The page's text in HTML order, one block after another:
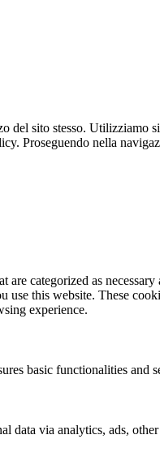
del sito stesso. Utilizziamo
Proseguendo nella
categorized as
use this website. These
experience.
basic functionalities and
via analytics, ads,